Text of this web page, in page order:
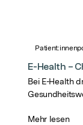
E-Health –
Bei E-Health
Mehr lesen